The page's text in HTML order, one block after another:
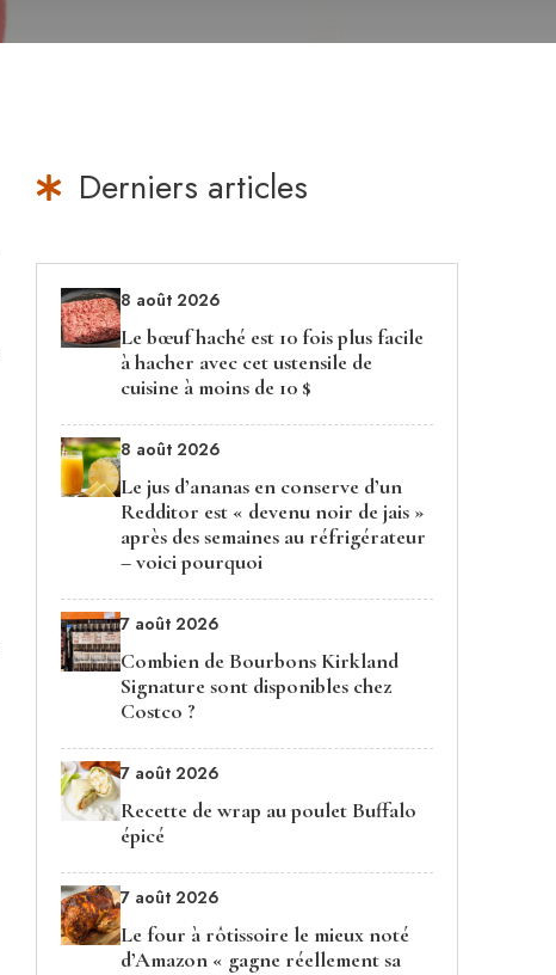
Derniers articles
8 août 2026
Le bœuf haché est 10 fois plus facile
à hacher avec cet ustensile de
cuisine à moins de 10 $
8 août 2026
Le jus d’ananas en conserve d’un
Redditor est « devenu noir de jais »
après des semaines au réfrigérateur
– voici pourquoi
7 août 2026
Combien de Bourbons Kirkland
Signature sont disponibles chez
Costco ?
7 août 2026
Recette de wrap au poulet Buffalo
épicé
7 août 2026
Le four à rôtissoire le mieux noté
d’Amazon « gagne réellement sa